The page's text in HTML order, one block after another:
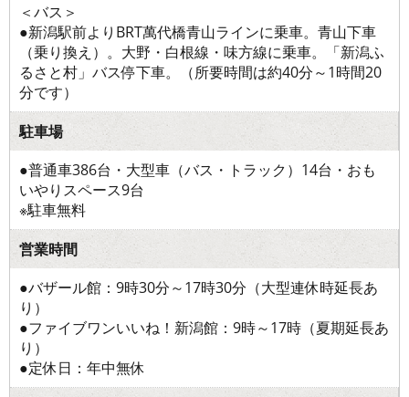
＜バス＞
●新潟駅前よりBRT萬代橋青山ラインに乗車。青山下車
（乗り換え）。大野・白根線・味方線に乗車。「新潟ふ
るさと村」バス停下車。（所要時間は約40分～1時間20
分です）
駐車場
●普通車386台・大型車（バス・トラック）14台・おも
いやりスペース9台
※駐車無料
営業時間
●バザール館：9時30分～17時30分（大型連休時延長あ
り）
●ファイブワンいいね！新潟館：9時～17時（夏期延長あ
り）
●定休日：年中無休